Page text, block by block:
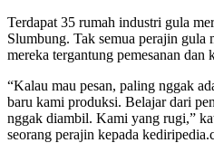
Terdapat 35 rumah industri gula
Slumbung. Tak semua perajin
mereka tergantung pemesanan dan
“Kalau mau pesan, paling nggak
baru kami produksi. Belajar dari
nggak diambil. Kami yang rugi,”
seorang perajin kepada